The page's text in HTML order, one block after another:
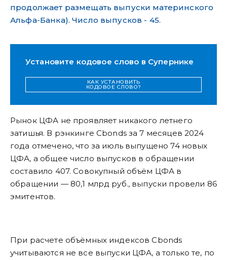
продолжает размещать выпуски материнского
Альфа-Банка). Число выпусков - 45.
Установите кодовое слово в Супернике
КАК УСТАНОВИТЬ
КОДОВОЕ СЛОВО?
Рынок ЦФА не проявляет никакого летнего
затишья. В рэнкинге Cbonds за 7 месяцев 2024
года отмечено, что за июль выпущено 74 новых
ЦФА, а общее число выпусков в обращении
составило 407. Совокупный объём ЦФА в
обращении — 80,1 млрд руб., выпуски провели 86
эмитентов.
При расчете объёмных индексов Cbonds
учитываются не все выпуски ЦФА, а только те, по